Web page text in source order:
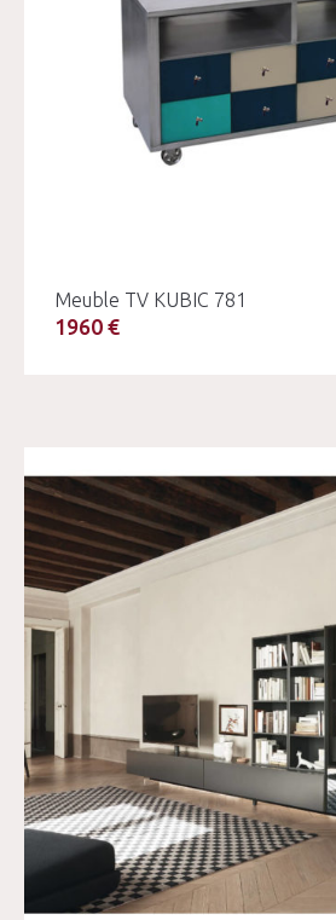
Meuble TV KUBIC 781
1960 €